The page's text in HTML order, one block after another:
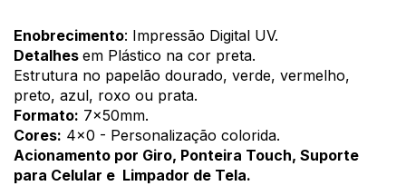
Enobrecimento: Impressão Digital UV.
Detalhes em Plástico na cor preta.
Estrutura no papelão dourado, verde, vermelho,
preto, azul, roxo ou prata.
Formato: 7x50mm.
Cores: 4x0 - Personalização colorida.
Acionamento por Giro, Ponteira Touch, Suporte
para Celular e  Limpador de Tela.